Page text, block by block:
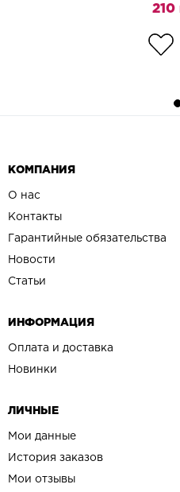
210
КОМПАНИЯ
О нас
Контакты
Гарантийные обязательства
Новости
Статьи
ИНФОРМАЦИЯ
Оплата и доставка
Новинки
ЛИЧНЫЕ
Мои данные
История заказов
Мои отзывы